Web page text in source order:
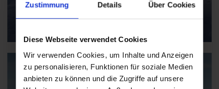
Zustimmung Details Über Cookies
Diese Webseite verwendet Cookies
Wir verwenden Cookies, um Inhalte und Anzeigen
zu personalisieren, Funktionen für soziale Medien
anbieten zu können und die Zugriffe auf unsere